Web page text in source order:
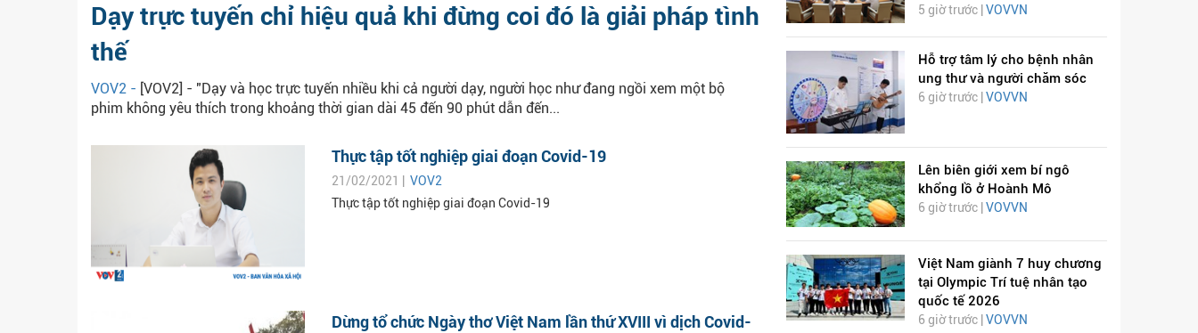
Dạy trực tuyến chỉ hiệu quả khi đừng coi đó là giải pháp tình
thế
VOV2 - [VOV2] - "Dạy và học trực tuyến nhiều khi cả người dạy, người học như đang ngồi xem một bộ
phim không yêu thích trong khoảng thời gian dài 45 đến 90 phút dẫn đến...
Thực tập tốt nghiệp giai đoạn Covid-19
21/02/2021 | VOV2
Thực tập tốt nghiệp giai đoạn Covid-19
Dừng tổ chức Ngày thơ Việt Nam lần thứ XVIII vì dịch Covid-
5 giờ trước | VOVVN
Hỗ trợ tâm lý cho bệnh nhân
ung thư và người chăm sóc
6 giờ trước | VOVVN
Lên biên giới xem bí ngô
khổng lồ ở Hoành Mô
6 giờ trước | VOVVN
Việt Nam giành 7 huy chương
tại Olympic Trí tuệ nhân tạo
quốc tế 2026
6 giờ trước | VOVVN